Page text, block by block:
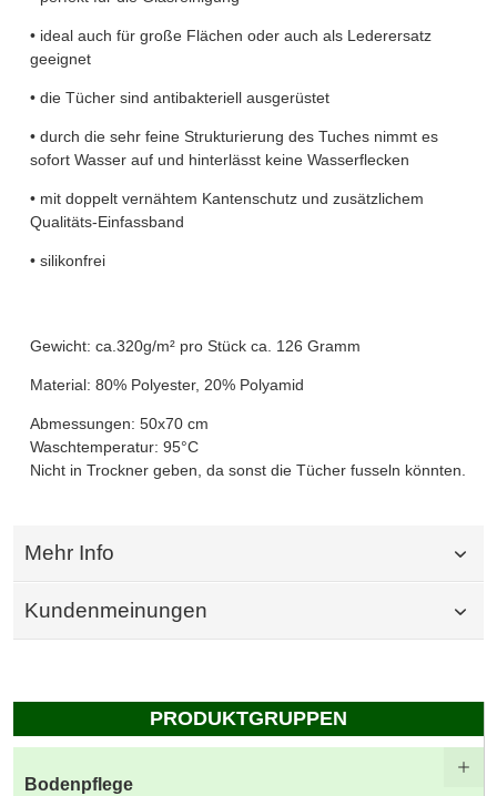
• ideal auch für große Flächen oder auch als Lederersatz
geeignet
• die Tücher sind antibakteriell ausgerüstet
• durch die sehr feine Strukturierung des Tuches nimmt es
sofort Wasser auf und hinterlässt keine Wasserflecken
• mit doppelt vernähtem Kantenschutz und zusätzlichem
Qualitäts-Einfassband
• silikonfrei
Gewicht: ca.320g/m² pro Stück ca. 126 Gramm
Material: 80% Polyester, 20% Polyamid
Abmessungen: 50x70 cm
Waschtemperatur: 95°C
Nicht in Trockner geben, da sonst die Tücher fusseln könnten.
Mehr Info
Kundenmeinungen
PRODUKTGRUPPEN
Bodenpflege